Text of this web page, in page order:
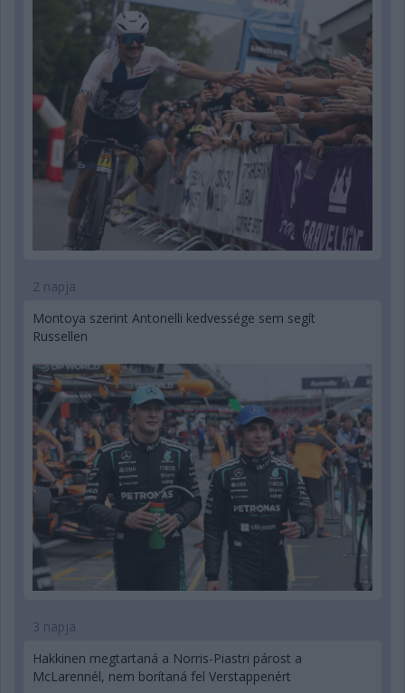
2 napja
Montoya szerint Antonelli kedvessége sem segít
Russellen
3 napja
Hakkinen megtartaná a Norris-Piastri párost a
McLarennél, nem borítaná fel Verstappenért